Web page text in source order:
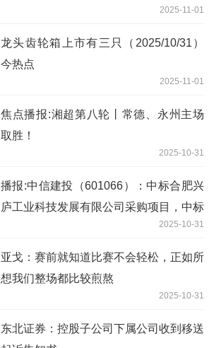
2025-11-01
龙头齿轮箱上市有三只（2025/10/31）
今热点
2025-11-01
焦点播报:湘超第八轮丨常德、永州主场
取胜！
2025-10-31
播报:中信建投（601066）：中标合肥兴
庐工业科技发展有限公司采购项目，中标
2025-10-31
亚戈：赛前就知道比赛不会轻松，正如所
想我们整场都比较煎熬
2025-10-31
东北证券：控股子公司下属公司收到移送